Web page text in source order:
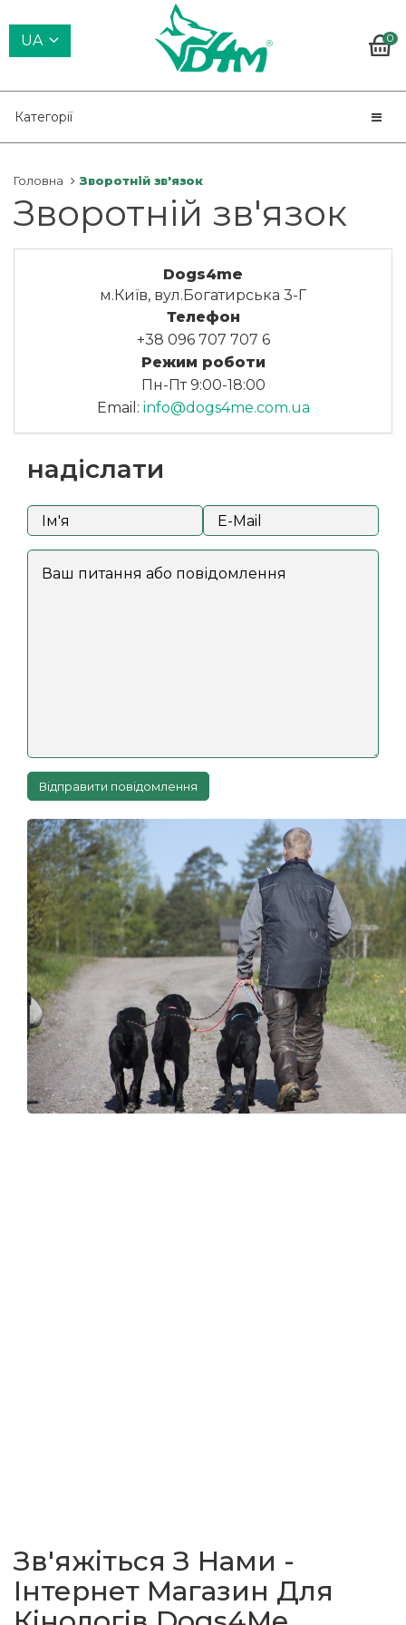
UA 0
Категорії
Головна Зворотній зв'язок
Зворотній зв'язок
Dogs4me
м.Київ, вул.Богатирська 3-Г
Телефон
+38 096 707 707 6
Режим роботи
Пн-Пт 9:00-18:00
Email: info@dogs4me.com.ua
надіслати
Зв'яжіться З Нами -
Інтернет Магазин Для